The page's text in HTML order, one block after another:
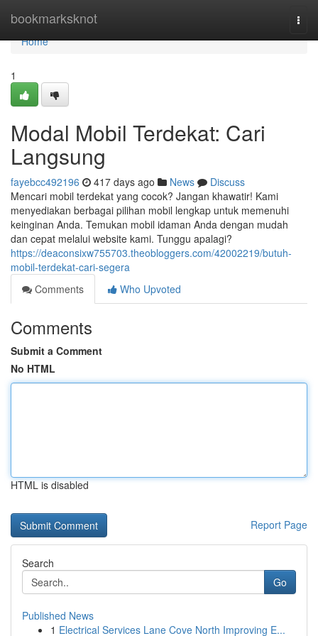
bookmarksknot
Home
Home
1
Modal Mobil Terdekat: Cari
Langsung
fayebcc492196 417 days ago News
Discuss
Mencari mobil terdekat yang cocok? Jangan khawatir! Kami
menyediakan berbagai pilihan mobil lengkap untuk memenuhi
keinginan Anda. Temukan mobil idaman Anda dengan mudah
dan cepat melalui website kami. Tunggu apalagi?
https://deaconsixw755703.theobloggers.com/42002219/butuh-
mobil-terdekat-cari-segera
Comments
Who Upvoted
Comments
Submit a Comment
No HTML
HTML is disabled
Report Page
Search
Go
Published News
1 Electrical Services Lane Cove North Improving E...